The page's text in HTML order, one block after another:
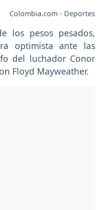
Colombia.com - Deportes
los pesos pesados,
optimista ante las
del luchador Conor
Floyd Mayweather.